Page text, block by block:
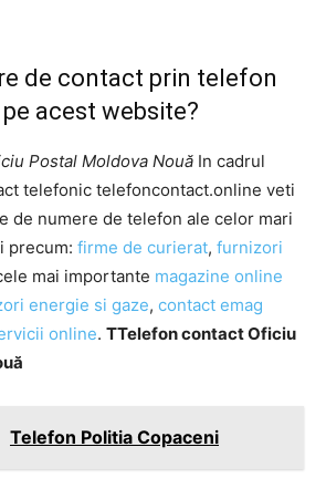
de contact prin telefon
acest website?
Postal Moldova Nouă In cadrul
telefonic telefoncontact.online veti
de numere de telefon ale celor mari
precum: firme de curierat, furnizori
mai importante magazine online
energie si gaze, contact emag
online. TTelefon contact Oficiu
Telefon Politia Copaceni